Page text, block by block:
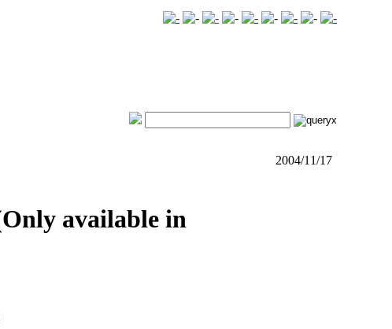
2004/11/17
available in